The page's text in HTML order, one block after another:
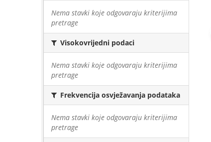
Nema stavki koje odgovaraju kriterijima
pretrage
Visokovrijedni podaci
Nema stavki koje odgovaraju kriterijima
pretrage
Frekvencija osvježavanja podataka
Nema stavki koje odgovaraju kriterijima
pretrage